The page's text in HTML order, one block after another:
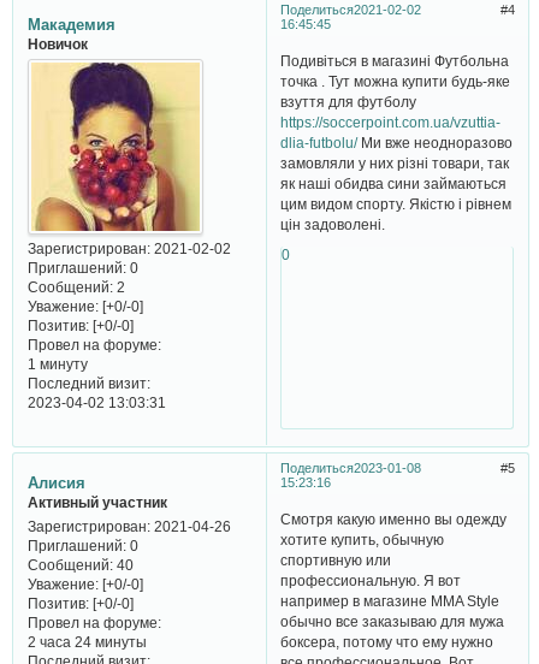
Поделиться 4
2021-02-02
16:45:45
Макадемия
Новичок
Зарегистрирован: 2021-02-02
Приглашений:0
Сообщений:2
Уважение: [+0/-0]
Позитив: [+0/-0]
Провел на форуме:
1 минуту
Последний визит:
2023-04-02 13:03:31
Подивіться в магазині Футбольна
точка . Тут можна купити будь-яке
взуття для футболу
https://soccerpoint.com.ua/vzuttia-
dlia-futbolu/Ми вже неодноразово
замовляли у них різні товари, так
як наші обидва сини займаються
цим видом спорту. Якістю і рівнем
цін задоволені.
0
Поделиться 5
2023-01-08
15:23:16
Алисия
Активный участник
Зарегистрирован: 2021-04-26
Приглашений:0
Сообщений:40
Уважение: [+0/-0]
Позитив: [+0/-0]
Провел на форуме:
2 часа 24 минуты
Смотря какую именно вы одежду
хотите купить, обычную
спортивную или
профессиональную. Я вот
например в магазине MMA Style
обычно все заказываю для мужа
боксера, потому что ему нужно